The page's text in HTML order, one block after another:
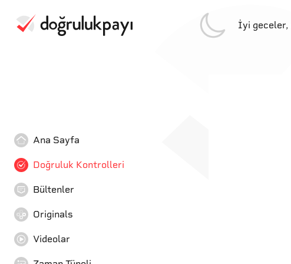
İyi geceler,
Ana Sayfa
Doğruluk Kontrolleri
Bültenler
Originals
Videolar